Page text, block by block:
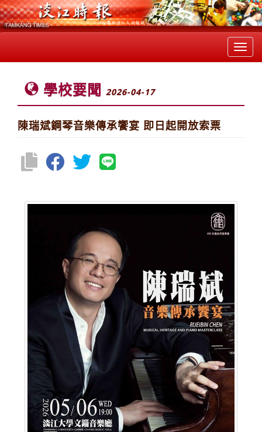
學校要聞 2026-04-17
陳瑞斌鋼琴音樂傳承饗宴 即日起開放索票